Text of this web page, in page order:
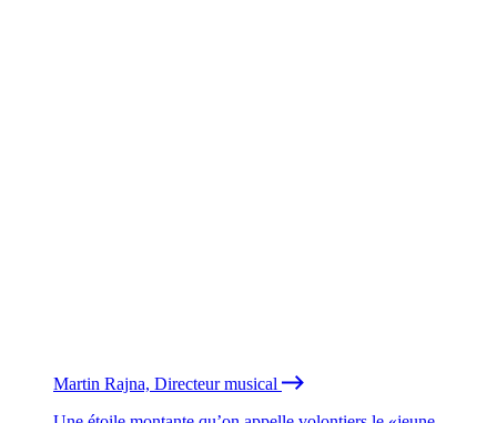
Martin Rajna, Directeur musical